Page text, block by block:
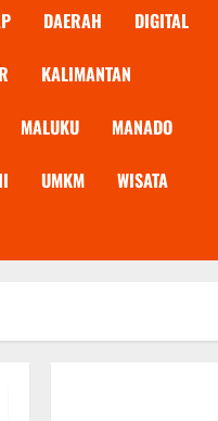
DAERAH DIGITAL
KALIMANTAN
MALUKU MANADO
UMKM WISATA